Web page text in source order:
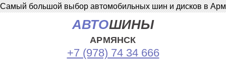
Самый большой выбор автомобильных шин и дисков в
АВТОШИНЫ
АРМЯНСК
+7 (978) 74 34 666